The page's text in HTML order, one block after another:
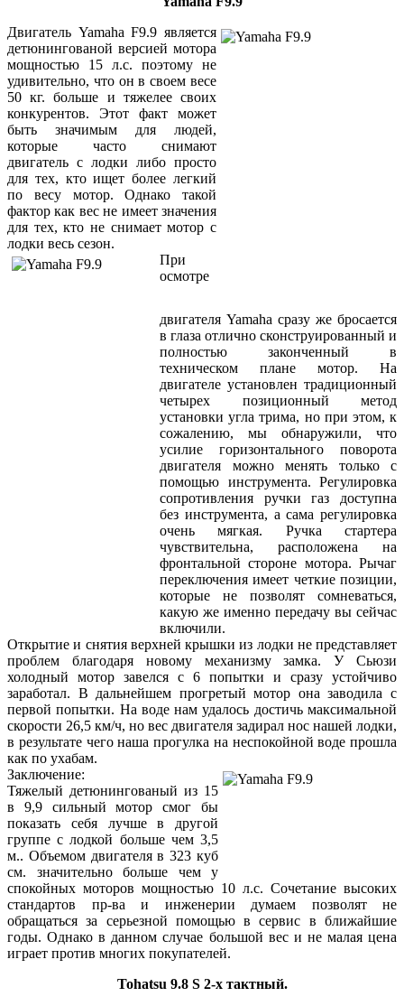
Двигатель Yamaha F9.9 является
детюнингованой версией мотора
мощностью 15 л.с. поэтому не
удивительно, что он в своем весе
50 кг. больше и тяжелее своих
конкурентов. Этот факт может
быть значимым для людей,
которые часто снимают
двигатель с лодки либо просто
для тех, кто ищет более легкий
по весу мотор. Однако такой
фактор как вес не имеет значения
для тех, кто не снимает мотор с
лодки весь сезон.
При
осмотре
двигателя Yamaha сразу же бросается
в глаза отлично сконструированный и
полностью законченный в
техническом плане мотор. На
двигателе установлен традиционный
четырех позиционный метод
установки угла трима, но при этом, к
сожалению, мы обнаружили, что
усилие горизонтального поворота
двигателя можно менять только с
помощью инструмента. Регулировка
сопротивления ручки газ доступна
без инструмента, а сама регулировка
очень мягкая. Ручка стартера
чувствительна, расположена на
фронтальной стороне мотора. Рычаг
переключения имеет четкие позиции,
которые не позволят сомневаться,
какую же именно передачу вы сейчас
включили.
Открытие и снятия верхней крышки из лодки не представляет
проблем благодаря новому механизму замка. У Сьюзи
холодный мотор завелся с 6 попытки и сразу устойчиво
заработал. В дальнейшем прогретый мотор она заводила с
первой попытки. На воде нам удалось достичь максимальной
скорости 26,5 км/ч, но вес двигателя задирал нос нашей лодки,
в результате чего наша прогулка на неспокойной воде прошла
как по ухабам.
Заключение:
Тяжелый детюнингованый из 15
в 9,9 сильный мотор смог бы
показать себя лучше в другой
группе с лодкой больше чем 3,5
м.. Объемом двигателя в 323 куб
см. значительно больше чем у
спокойных моторов мощностью 10 л.с. Сочетание высоких
стандартов пр-ва и инженерии думаем позволят не
обращаться за серьезной помощью в сервис в ближайшие
годы. Однако в данном случае большой вес и не малая цена
играет против многих покупателей.
Tohatsu 9.8 S 2-х тактный.